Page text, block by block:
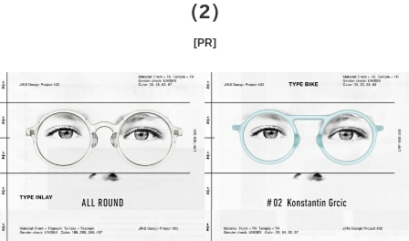
（2）
[PR]